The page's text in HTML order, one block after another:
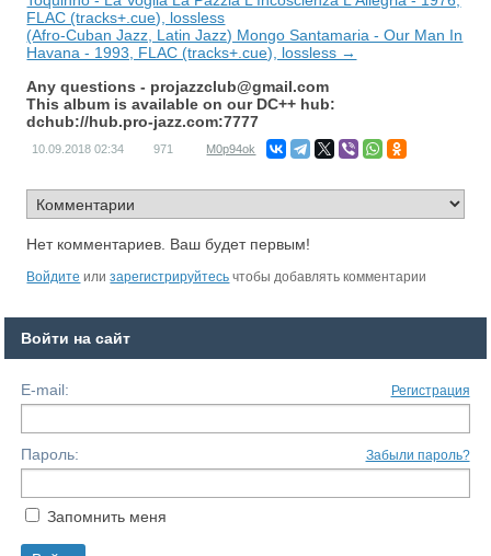
FLAC (tracks+.cue), lossless
(Afro-Cuban Jazz, Latin Jazz) Mongo Santamaria - Our Man In
Havana - 1993, FLAC (tracks+.cue), lossless →
Any questions - projazzclub@gmail.com
This album is available on our DC++ hub:
dchub://hub.pro-jazz.com:7777
10.09.2018 02:34 971 M0p94ok
Нет комментариев. Ваш будет первым!
Войдите илизарегистрируйтесь чтобы добавлять комментарии
Войти на сайт
E-mail: Регистрация
Пароль: Забыли пароль?
Запомнить меня